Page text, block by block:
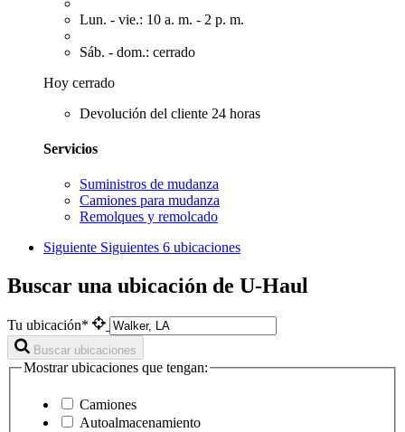
Lun. - vie.: 10 a. m. - 2 p. m.
Sáb. - dom.: cerrado
Hoy cerrado
Devolución del cliente 24 horas
Servicios
Suministros de mudanza
Camiones para mudanza
Remolques y remolcado
Siguiente Siguientes 6 ubicaciones
Buscar una ubicación de U-Haul
Tu ubicación*
Buscar ubicaciones
Mostrar ubicaciones que tengan:
Camiones
Autoalmacenamiento